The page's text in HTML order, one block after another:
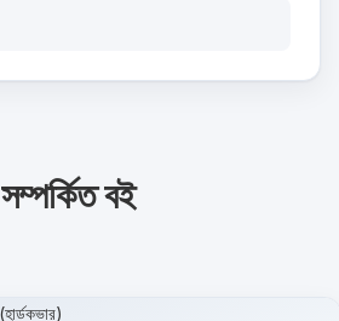
সম্পর্কিত বই